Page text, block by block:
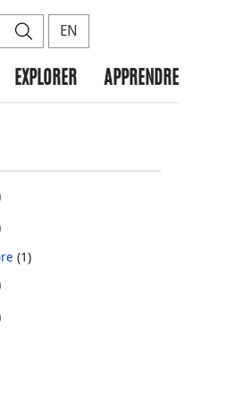
rechercher
Rechercher
EN
EXPLORER APPRENDRE
(1)